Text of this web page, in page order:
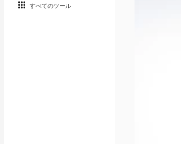
すべてのツール